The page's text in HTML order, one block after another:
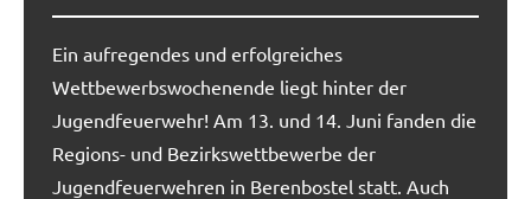
Ein aufregendes und erfolgreiches
Wettbewerbswochenende liegt hinter der
Jugendfeuerwehr! Am 13. und 14. Juni fanden die
Regions- und Bezirkswettbewerbe der
Jugendfeuerwehren in Berenbostel statt. Auch